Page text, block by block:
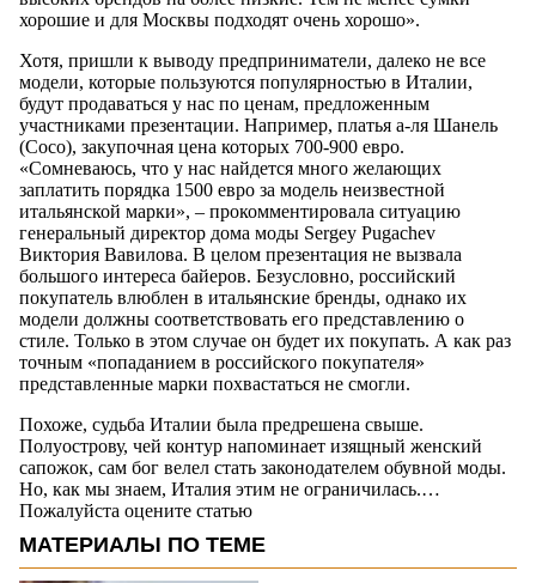
хорошие и для Москвы подходят очень хорошо».
Хотя, пришли к выводу предприниматели, далеко не все
модели, которые пользуются популярностью в Италии,
будут продаваться у нас по ценам, предложенным
участниками презентации. Например, платья а-ля Шанель
(Coco), закупочная цена которых 700-900 евро.
«Сомневаюсь, что у нас найдется много желающих
заплатить порядка 1500 евро за модель неизвестной
итальянской марки», – прокомментировала ситуацию
генеральный директор дома моды Sergey Pugachev
Виктория Вавилова. В целом презентация не вызвала
большого интереса байеров. Безусловно, российский
покупатель влюблен в итальянские бренды, однако их
модели должны соответствовать его представлению о
стиле. Только в этом случае он будет их покупать. А как раз
точным «попаданием в российского покупателя»
представленные марки похвастаться не смогли.
Похоже, судьба Италии была предрешена свыше.
Полуострову, чей контур напоминает изящный женский
сапожок, сам бог велел стать законодателем обувной моды.
Но, как мы знаем, Италия этим не ограничилась.…
Пожалуйста оцените статью
МАТЕРИАЛЫ ПО ТЕМЕ